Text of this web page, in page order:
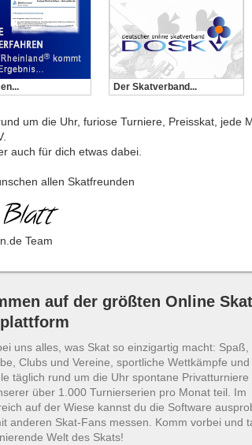
Der Skatverband...
um die Uhr, furiose Turniere, Preisskat, jede
auch für dich etwas dabei.
allen Skatfreunden
Team
auf der größten Online Skat
uns alles, was Skat so einzigartig macht: Spaß,
Clubs und Vereine, sportliche Wettkämpfe und
täglich rund um die Uhr spontane Privatturniere
über 1.000 Turnierserien pro Monat teil. Im
auf der Wiese kannst du die Software
anderen Skat-Fans messen. Komm vorbei und
Welt des Skats!